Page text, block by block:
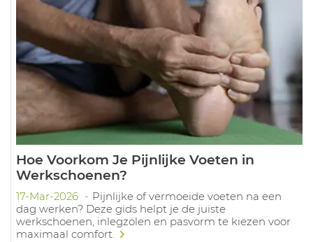
Hoe Voorkom Je Pijnlijke Voeten in
Werkschoenen?
17-Mar-2026
Pijnlijke of vermoeide voeten na een
dag werken? Deze gids helpt je de juiste
werkschoenen, inlegzolen en pasvorm te kiezen voor
maximaal comfort.